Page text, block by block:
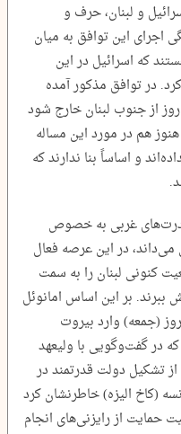
و لبنان، حرف و
اجرای این توافق به میان
که اسرائیل در این
در توافق مذکور آمده
است که ارتش اسرائیل باید پس از 60 روز از جنوب لبنان خارج شود
هم در مورد این مساله
و اساساً بنا ندارند که
غربی به خصوص
در این عرصه فعال
کنونی لبنان را به سمت
بر این اساس امانوئل
(جمعه) وارد بیروت
در گفت‌وگویی با ولیعهد
از تشکیل دولت قدرتمند در
(کاخ الیزه) خاطرنشان کرد
حمایت از رایزنی‌های انجام